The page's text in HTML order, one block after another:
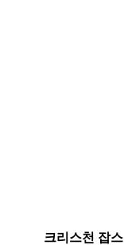
크리스천 잡스